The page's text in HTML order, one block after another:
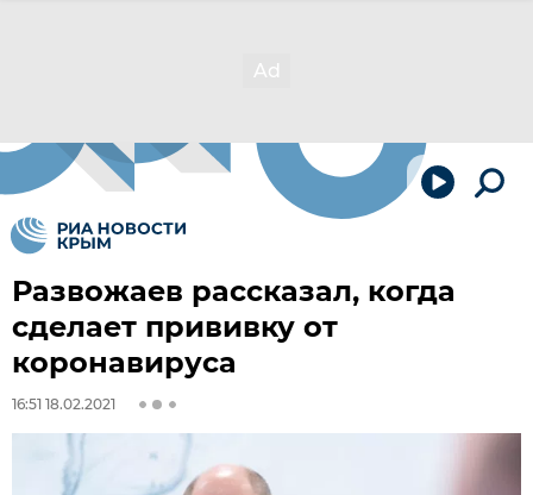
Развожаев рассказал, когда
сделает прививку от
коронавируса
16:51 18.02.2021